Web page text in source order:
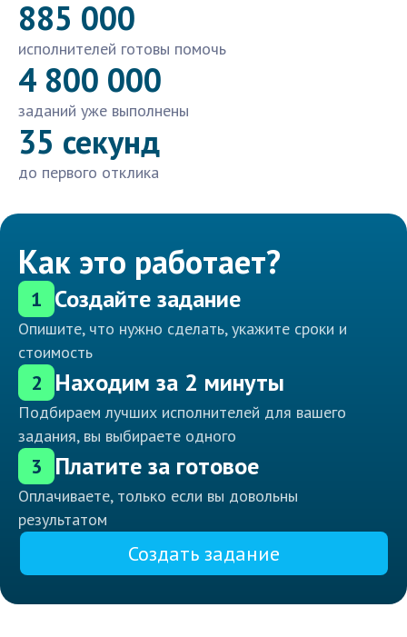
885 000
исполнителей готовы помочь
4 800 000
заданий уже выполнены
35 секунд
до первого отклика
Как это работает?
1 Создайте задание
Опишите, что нужно сделать, укажите сроки и
стоимость
2 Находим за 2 минуты
Подбираем лучших исполнителей для вашего
задания, вы выбираете одного
3 Платите за готовое
Оплачиваете, только если вы довольны
результатом
Создать задание